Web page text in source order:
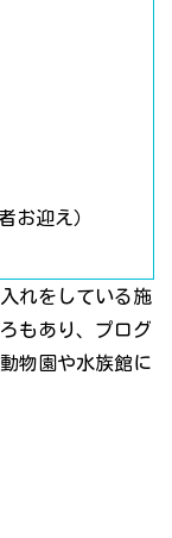
お迎え）
れをしている施
もあり、プログ
物園や水族館に